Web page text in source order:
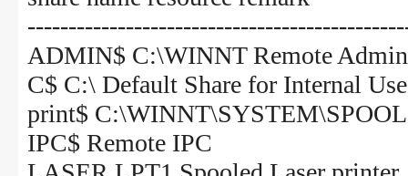
ADMIN$ C:\WINNT Remote Admin
C$ C:\ Default Share for Internal Use
print$ C:\WINNT\SYSTEM\SPOOL
IPC$ Remote IPC